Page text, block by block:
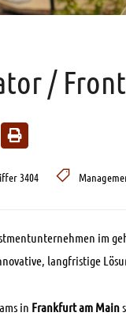
/
3404
im
langfristige
in Frankfurt am Main